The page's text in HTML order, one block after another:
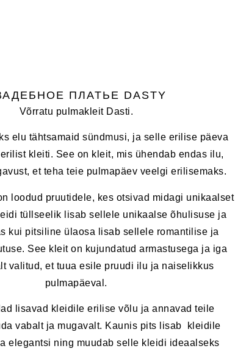
ПЛАТЬЕ DASTY
Võrratu pulmakleit Dasti.
elu tähtsamaid sündmusi, ja selle erilise päeva
kleiti. See on kleit, mis ühendab endas ilu,
et teha teie pulmapäev veelgi erilisemaks.
loodud pruutidele, kes otsivad midagi unikaalset
tüllseelik lisab sellele unikaalse õhulisuse ja
kui pitsiline ülaosa lisab sellele romantilise ja
See kleit on kujundatud armastusega ja iga
valitud, et tuua esile pruudi ilu ja naiselikkus
pulmapäeval.
lisavad kleidile erilise võlu ja annavad teile
vabalt ja mugavalt. Kaunis pits lisab kleidile
elegantsi ning muudab selle kleidi ideaalseks